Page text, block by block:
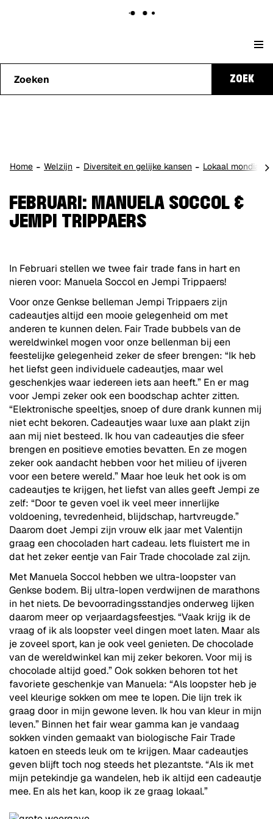
Genk
kunnen
we je
ZOEK
Home Welzijn Diversiteit en gelijke kansen Lokaal mondiaal
FEBRUARI: MANUELA SOCCOL &
JEMPI TRIPPAERS
In Februari stellen we twee fair trade fans in hart en
nieren voor: Manuela Soccol en Jempi Trippaers!
Voor onze Genkse belleman Jempi Trippaers zijn
cadeautjes altijd een mooie gelegenheid om met
anderen te kunnen delen. Fair Trade bubbels van de
wereldwinkel mogen voor onze bellenman bij een
feestelijke gelegenheid zeker de sfeer brengen: “Ik heb
het liefst geen individuele cadeautjes, maar wel
geschenkjes waar iedereen iets aan heeft.” En er mag
voor Jempi zeker ook een boodschap achter zitten.
“Elektronische speeltjes, snoep of dure drank kunnen mij
niet echt bekoren. Cadeautjes waar luxe aan plakt zijn
aan mij niet besteed. Ik hou van cadeautjes die sfeer
brengen en positieve emoties bevatten. En ze mogen
zeker ook aandacht hebben voor het milieu of ijveren
voor een betere wereld.” Maar hoe leuk het ook is om
cadeautjes te krijgen, het liefst van alles geeft Jempi ze
zelf: “Door te geven voel ik veel meer innerlijke
voldoening, tevredenheid, blijdschap, hartvreugde.”
Daarom doet Jempi zijn vrouw elk jaar met Valentijn
graag een chocoladen hart cadeau. Iets fluistert me in
dat het zeker eentje van Fair Trade chocolade zal zijn.
Met Manuela Soccol hebben we ultra-loopster van
Genkse bodem. Bij ultra-lopen verdwijnen de marathons
in het niets. De bevoorradingsstandjes onderweg lijken
daarom meer op verjaardagsfeestjes. “Vaak krijg ik de
vraag of ik als loopster veel dingen moet laten. Maar als
je zoveel sport, kan je ook veel genieten. De chocolade
van de wereldwinkel kan mij zeker bekoren. Voor mij is
chocolade altijd goed.” Ook sokken behoren tot het
favoriete geschenkje van Manuela: “Als loopster heb je
veel kleurige sokken om mee te lopen. Die lijn trek ik
graag door in mijn gewone leven. Ik hou van kleur in mijn
leven.” Binnen het fair wear gamma kan je vandaag
sokken vinden gemaakt van biologische Fair Trade
katoen en steeds leuk om te krijgen. Maar cadeautjes
geven blijft toch nog steeds het plezantste. “Als ik met
mijn petekindje ga wandelen, heb ik altijd een cadeautje
mee. En als het kan, koop ik ze graag lokaal.”